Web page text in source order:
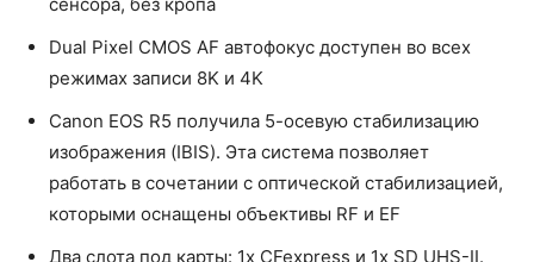
Dual Pixel CMOS AF автофокус доступен во всех
режимах записи 8K и 4K
Canon EOS R5 получила 5-осевую стабилизацию
изображения (IBIS). Эта система позволяет
работать в сочетании с оптической стабилизацией,
которыми оснащены объективы RF и EF
Два слота под карты: 1x CFexpress и 1x SD UHS-II.